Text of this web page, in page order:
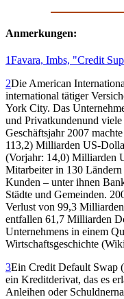
Anmerkungen:
1Favara, Imbs, "Credit
2Die American
international tätiger
York City. Das
und Privatkundenund
Geschäftsjahr 2007
113,2) Milliarden US-
(Vorjahr: 14,0) Milliarden
Mitarbeiter in 130
Kunden – unter ihnen
Städte und Gemeinden.
Verlust von 99,3
entfallen 61,7 Milliarden
Unternehmens in einem
Wirtschaftsgeschichte
3Ein Credit Default Swap
ein Kreditderivat, das es
Anleihen oder